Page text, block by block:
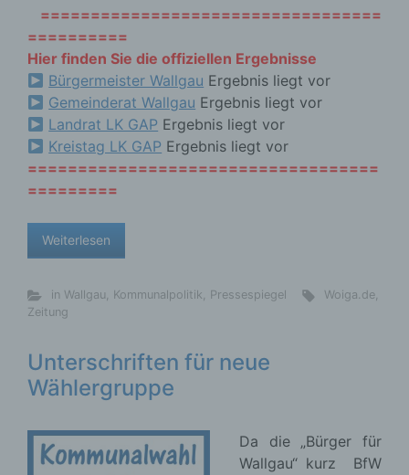
==================================
==========
Hier finden Sie die offiziellen Ergebnisse
Bürgermeister Wallgau Ergebnis liegt vor
Gemeinderat Wallgau Ergebnis liegt vor
Landrat LK GAP Ergebnis liegt vor
Kreistag LK GAP Ergebnis liegt vor
===================================
=========
Weiterlesen
in Wallgau, Kommunalpolitik, Pressespiegel Woiga.de,
Zeitung
Unterschriften für neue
Wählergruppe
Da die „Bürger für
Wallgau“ kurz BfW